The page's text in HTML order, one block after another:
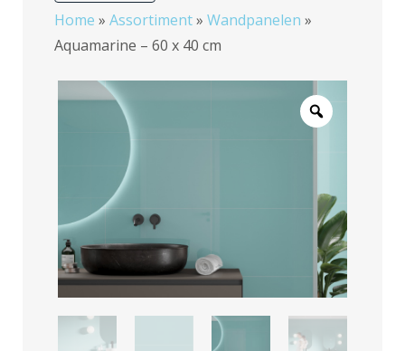
Home » Assortiment» Wandpanelen »
Aquamarine – 60 x 40 cm